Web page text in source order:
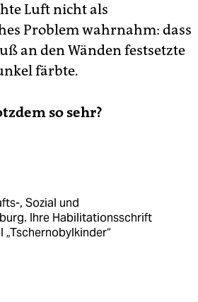
Luft nicht als
Problem wahrnahm: dass
an den Wänden festsetzte
färbte.
so sehr?
, Sozial und
Ihre Habilitationsschrift